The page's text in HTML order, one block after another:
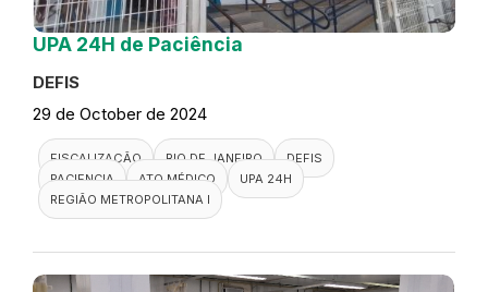
UPA 24H de Paciência
DEFIS
29 de October de 2024
FISCALIZAÇÃO RIO DE JANEIRO
DEFIS
PACIENCIA
ATO MÉDICO
UPA 24H
REGIÃO METROPOLITANA I